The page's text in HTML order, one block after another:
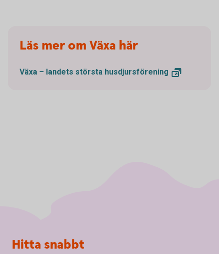
Läs mer om Växa här
Växa – landets största husdjursförening
Sidfot
Hitta snabbt